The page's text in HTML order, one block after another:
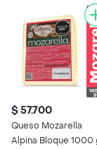
$ 57.700
Queso Mozarella
Alpina Bloque 1000